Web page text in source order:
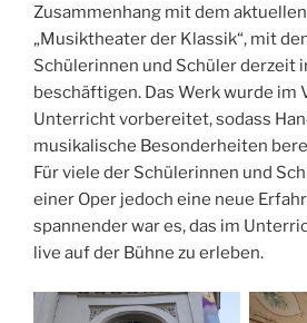
Zusammenhang mit dem
„Musiktheater der Klassik“, mit
Schülerinnen und Schüler derzeit
beschäftigen. Das Werk wurde im
Unterricht vorbereitet, sodass
musikalische Besonderheiten
Für viele der Schülerinnen und
einer Oper jedoch eine neue
spannender war es, das im
live auf der Bühne zu erleben.